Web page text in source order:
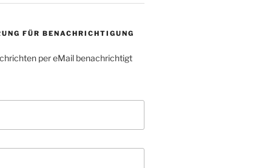
FÜR BENACHRICHTIGUNG
per eMail benachrichtigt